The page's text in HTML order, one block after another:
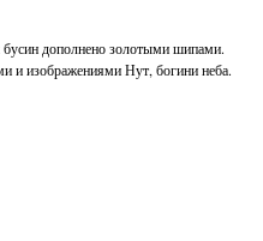
дополнено золотыми шипами.
и изображениями Нут, богини неба.